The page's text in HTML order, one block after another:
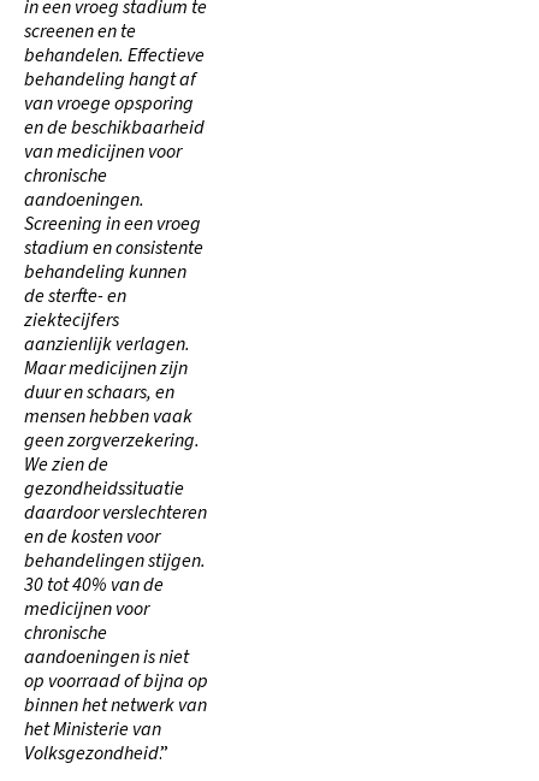
in een vroeg stadium te
screenen en te
behandelen. Effectieve
behandeling hangt af
van vroege opsporing
en de beschikbaarheid
van medicijnen voor
chronische
aandoeningen.
Screening in een vroeg
stadium en consistente
behandeling kunnen
de sterfte- en
ziektecijfers
aanzienlijk verlagen.
Maar medicijnen zijn
duur en schaars, en
mensen hebben vaak
geen zorgverzekering.
We zien de
gezondheidssituatie
daardoor verslechteren
en de kosten voor
behandelingen stijgen.
30 tot 40% van de
medicijnen voor
chronische
aandoeningen is niet
op voorraad of bijna op
binnen het netwerk van
het Ministerie van
Volksgezondheid.”